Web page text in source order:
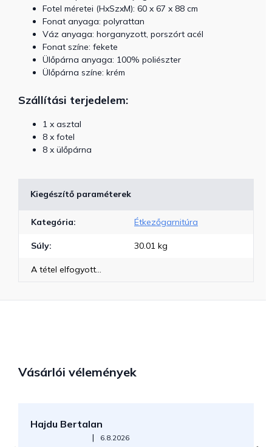
Fotel méretei (HxSzxM): 60 x 67 x 88 cm
Fonat anyaga: polyrattan
Váz anyaga: horganyzott, porszórt acél
Fonat színe: fekete
Ülőpárna anyaga: 100% poliészter
Ülőpárna színe: krém
Szállítási terjedelem:
1 x asztal
8 x fotel
8 x ülőpárna
Kiegészítő paraméterek
Kategória: Étkezőgarnitúra
Súly: 30.01 kg
A tétel elfogyott…
Vásárlói vélemények
Hajdu Bertalan
Az áruház értékelése 5-ből 5 csillag.
| 6.8.2026